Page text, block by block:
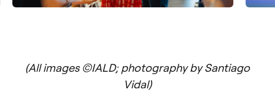
(All images ©IALD; photography by Santiago
Vidal)